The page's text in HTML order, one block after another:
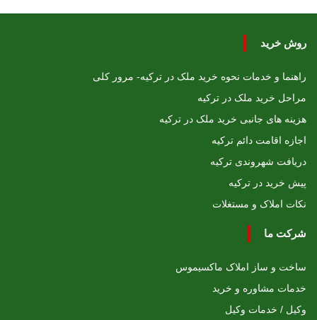
روش خرید
راهنما و خدمات نحوه خرید ملک در ترکیه- مرور کلی
مراحل خرید ملک در ترکیه
هزینه های جانبی خرید ملک در ترکیه
اجازه اقامت دائم ترکیه
دریافت شهروندی ترکیه
پیش خرید در ترکیه
نکات املاک و مستغلات
شرکت ما
ساخت و ساز املاک ماکسیموس
خدمات مشاوره و خرید
وکیل / خدمات وکیل